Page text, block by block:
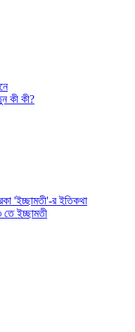
কী কী?
'ইচ্ছামতী'-র ইতিকথা
তে ইচ্ছামতী